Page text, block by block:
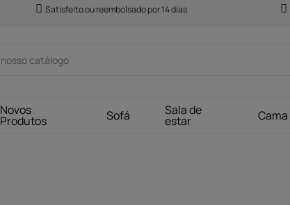
Satisfeito ou reembolsado por 14 dias
Novos
Produtos Sofá Sala de
estar Cama